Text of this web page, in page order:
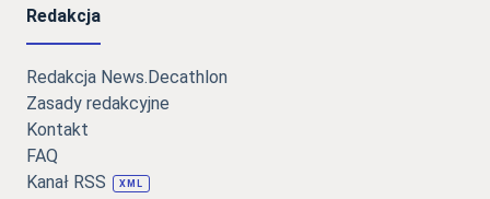
Redakcja
Redakcja News.Decathlon
Zasady redakcyjne
Kontakt
FAQ
Kanał RSS
XML